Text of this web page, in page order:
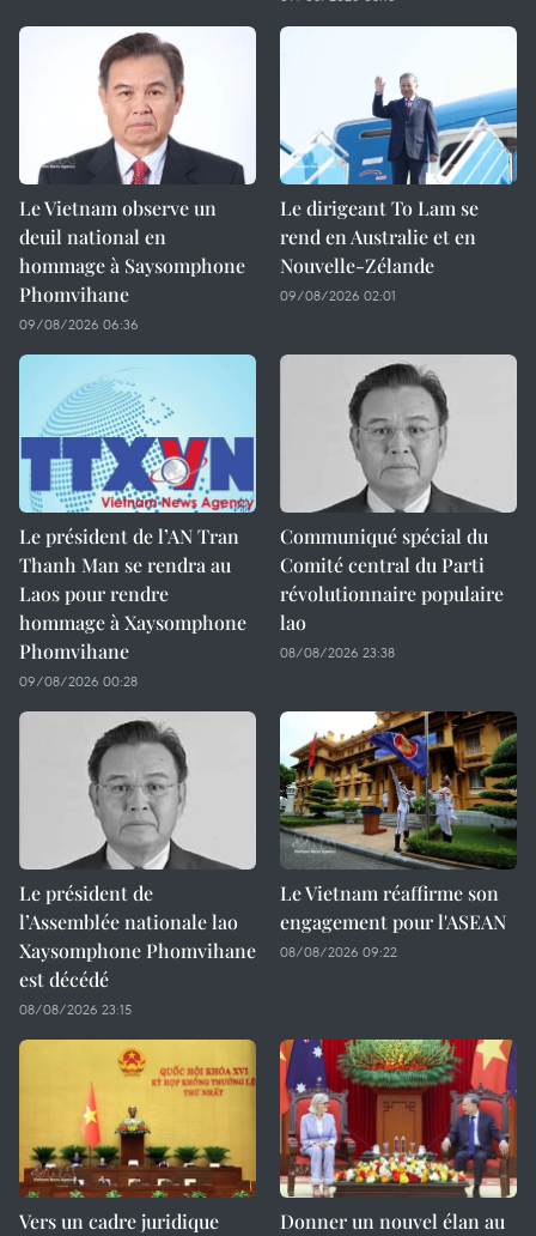
Le Vietnam observe un
deuil national en
hommage à Saysomphone
Phomvihane
09/08/2026 06:36
Le dirigeant To Lam se
rend en Australie et en
Nouvelle-Zélande
09/08/2026 02:01
Le président de l’AN Tran
Thanh Man se rendra au
Laos pour rendre
hommage à Xaysomphone
Phomvihane
09/08/2026 00:28
Communiqué spécial du
Comité central du Parti
révolutionnaire populaire
lao
08/08/2026 23:38
Le président de
l’Assemblée nationale lao
Xaysomphone Phomvihane
est décédé
08/08/2026 23:15
Le Vietnam réaffirme son
engagement pour l'ASEAN
08/08/2026 09:22
Vers un cadre juridique
Donner un nouvel élan au